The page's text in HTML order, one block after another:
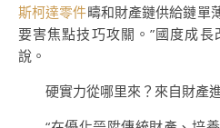
斯柯達零件疇和財產鏈供給鏈單
要害焦點技巧攻關。”國度成
說。
硬實力從哪里來？來自財產